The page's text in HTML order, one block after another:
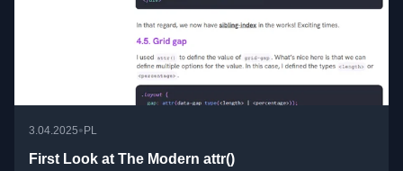
3.04.2025• PL
First Look at The Modern attr()